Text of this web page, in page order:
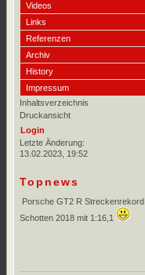
Videos
Links
Referenzen
Archiv
History
Impressum
Inhaltsverzeichnis
Druckansicht
Login
Letzte Änderung:
13.02.2023, 19:52
Topnews
Porsche GT2 R Streckenrekord
Schotten 2018 mit 1:16,1